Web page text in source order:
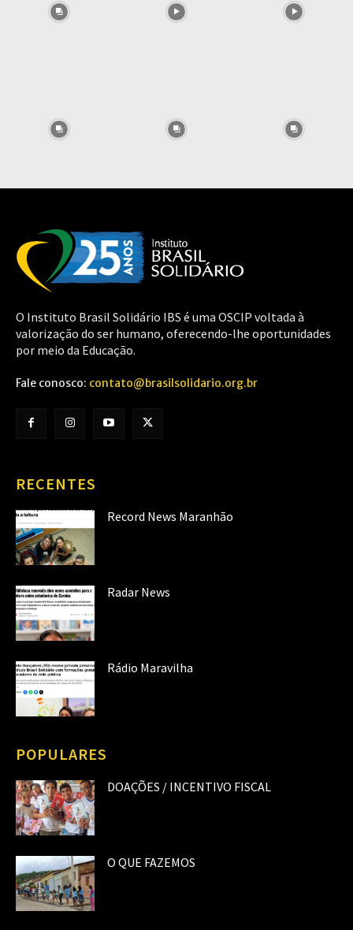
O Instituto Brasil Solidário IBS é uma OSCIP voltada à
valorização do ser humano, oferecendo-lhe oportunidades
por meio da Educação.
Fale conosco: contato@brasilsolidario.org.br
RECENTES
Record News Maranhão
Radar News
Rádio Maravilha
POPULARES
DOAÇÕES / INCENTIVO FISCAL
O QUE FAZEMOS